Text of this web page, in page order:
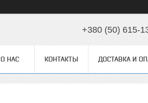
+380 (50) 615-
О НАС КОНТАКТЫ ДОСТАВКА И